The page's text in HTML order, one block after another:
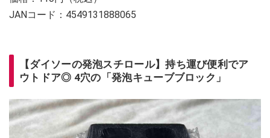
JANコード：4549131888065
【ダイソーの発泡スチロール】持ち運び便利でア
ウトドア◎ 4穴の「発泡キューブブロック」